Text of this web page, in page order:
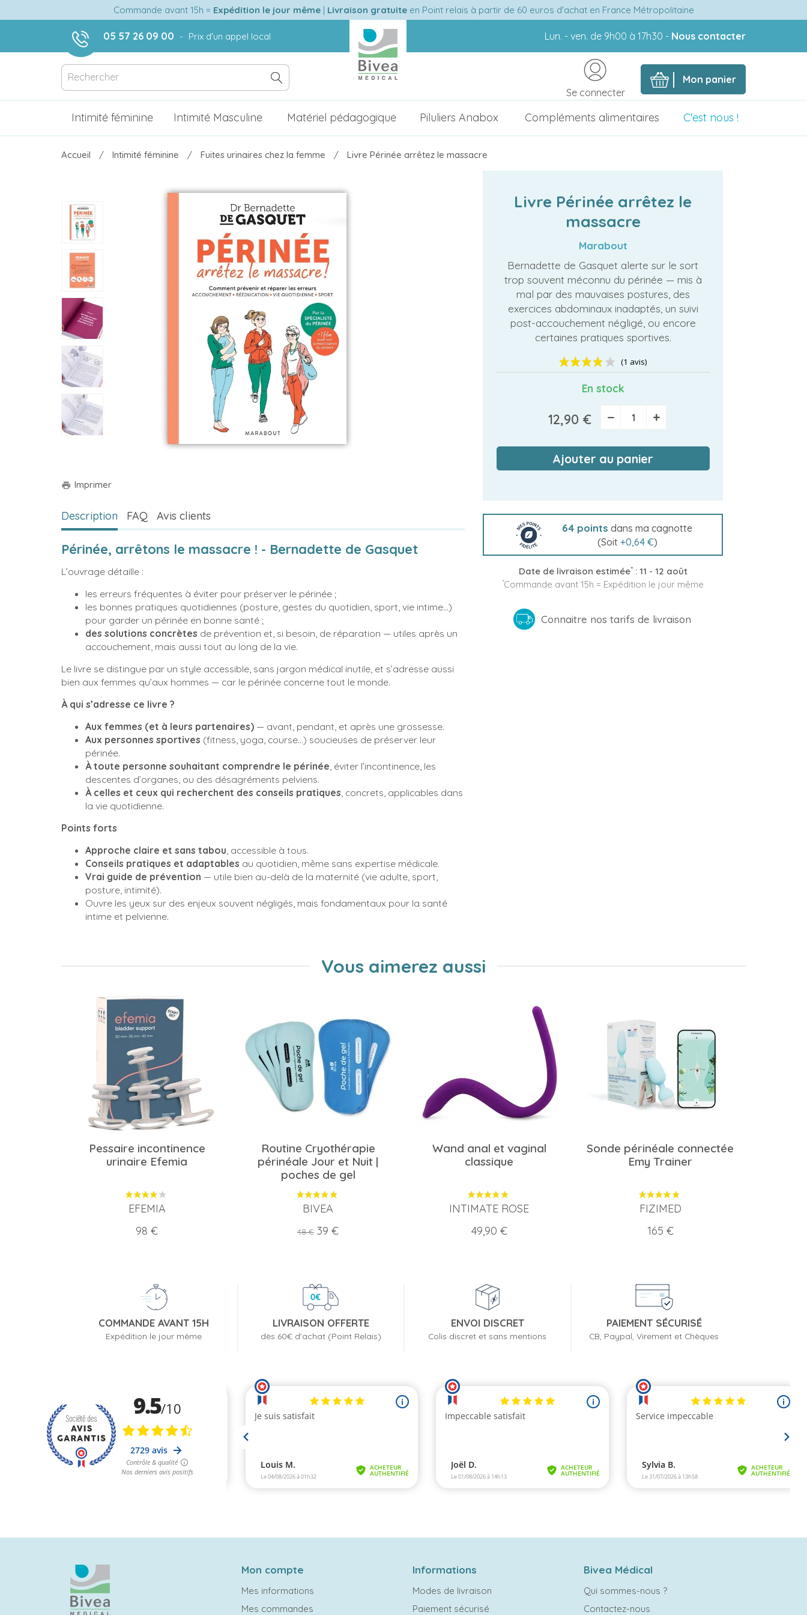
Commande avant 15h = Expédition le jour même| Livraison gratuiteen Point relais à partir de 60 euros d'achat en France Métropolitaine
05 57 26 09 00 - Prix d'un appel local Lun. - ven. de 9h00 à 17h30 - Nous contacter
Mon panier
Se connecter
Intimité féminine Intimité Masculine Matériel pédagogique Piluliers Anabox Compléments alimentaires C'est nous !
Accueil Intimité féminine Fuites urinaires chez la femme Livre Périnée arrêtez le massacre
print Imprimer
Livre Périnée arrêtez le
massacre
Marabout
Bernadette de Gasquet alerte sur le sort
trop souvent méconnu du périnée — mis à
mal par des mauvaises postures, des
exercices abdominaux inadaptés, un suivi
post-accouchement négligé, ou encore
certaines pratiques sportives.
En stock
12,90 € − +
Ajouter au panier
64 points dans ma cagnotte
(Soit +0,64 €)
Date de livraison estimée*: 11 - 12 août
*Commande avant 15h = Expédition le jour même
Connaitre nos tarifs de livraison
Description FAQ Avis clients
Périnée, arrêtons le massacre ! - Bernadette de Gasquet
L’ouvrage détaille :
les erreurs fréquentes à éviter pour préserver le périnée ;
les bonnes pratiques quotidiennes (posture, gestes du quotidien, sport, vie intime…)
pour garder un périnée en bonne santé ;
des solutions concrètes de prévention et, si besoin, de réparation — utiles après un
accouchement, mais aussi tout au long de la vie.
Le livre se distingue par un style accessible, sans jargon médical inutile, et s’adresse aussi
bien aux femmes qu’aux hommes — car le périnée concerne tout le monde.
À qui s’adresse ce livre ?
Aux femmes (et à leurs partenaires) — avant, pendant, et après une grossesse.
Aux personnes sportives (fitness, yoga, course…) soucieuses de préserver leur
périnée.
À toute personne souhaitant comprendre le périnée , éviter l’incontinence, les
descentes d’organes, ou des désagréments pelviens.
À celles et ceux qui recherchent des conseils pratiques , concrets, applicables dans
la vie quotidienne.
Points forts
Approche claire et sans tabou , accessible à tous.
Conseils pratiques et adaptables au quotidien, même sans expertise médicale.
Vrai guide de prévention — utile bien au-delà de la maternité (vie adulte, sport,
posture, intimité).
Ouvre les yeux sur des enjeux souvent négligés, mais fondamentaux pour la santé
intime et pelvienne.
Vous aimerez aussi
Pessaire incontinence
urinaire Efemia
EFEMIA
Prix
98 €
Routine Cryothérapie
périnéale Jour et Nuit |
poches de gel
BIVEA
Prix
48 € Prix
39 €
Wand anal et vaginal
classique
INTIMATE ROSE
Prix
49,90 €
Sonde périnéale connectée
Emy Trainer
FIZIMED
Prix
165 €
COMMANDE AVANT 15H
Expédition le jour même
LIVRAISON OFFERTE
dès 60€ d'achat (Point Relais)
ENVOI DISCRET
Colis discret et sans mentions
PAIEMENT SÉCURISÉ
CB, Paypal, Virement et Chèques
Mon compte
Mes informations
Mes commandes
Informations
Modes de livraison
Paiement sécurisé
Bivea Médical
Qui sommes-nous ?
Contactez-nous